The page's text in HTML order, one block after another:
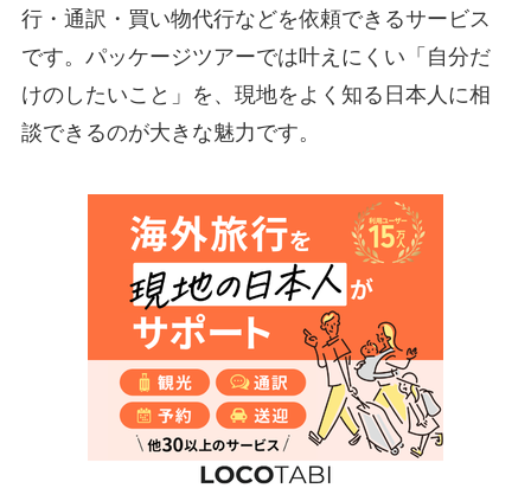
行・通訳・買い物代行などを依頼できるサービス
です。パッケージツアーでは叶えにくい「自分だ
けのしたいこと」を、現地をよく知る日本人に相
談できるのが大きな魅力です。